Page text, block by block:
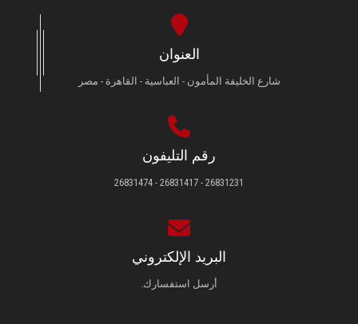
العنوان
شارع الخليفة المأمون - العباسية - القاهرة - مصر
رقم التليفون
26831231 - 26831417 - 26831474
البريد الإلكتروني
أرسل استفسارك.